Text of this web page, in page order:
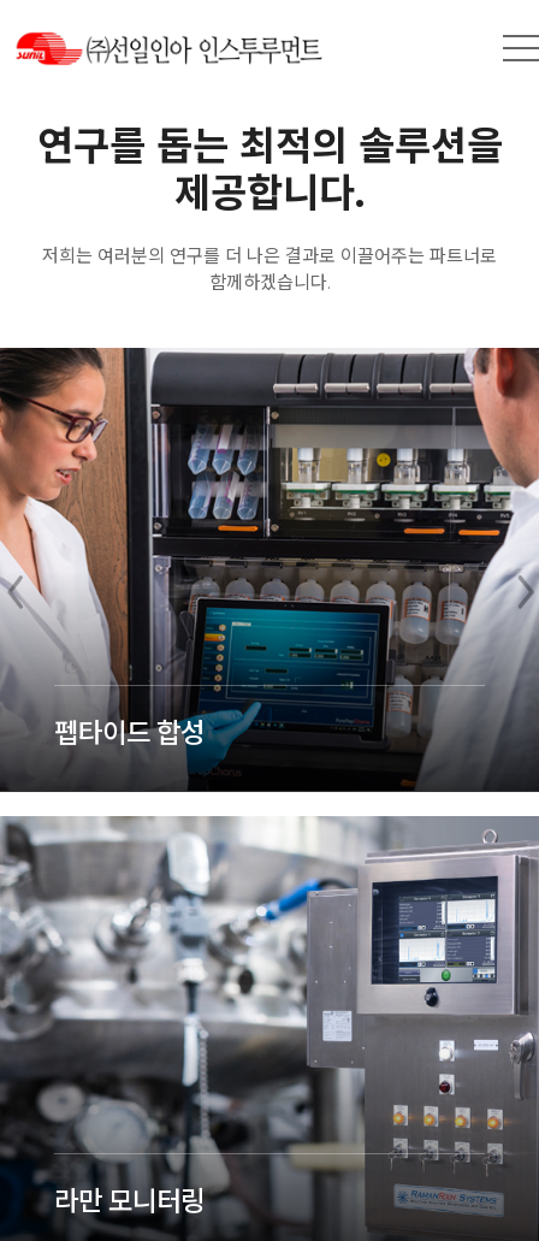
연구를 돕는 최적의 솔루션을
제공합니다.
저희는 여러분의 연구를 더 나은 결과로 이끌어주는 파트너로
함께하겠습니다.
펩타이드 합성
라만 모니터링